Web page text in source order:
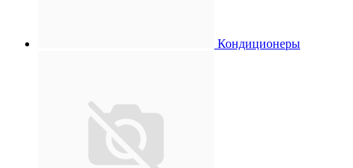
Кондиционеры